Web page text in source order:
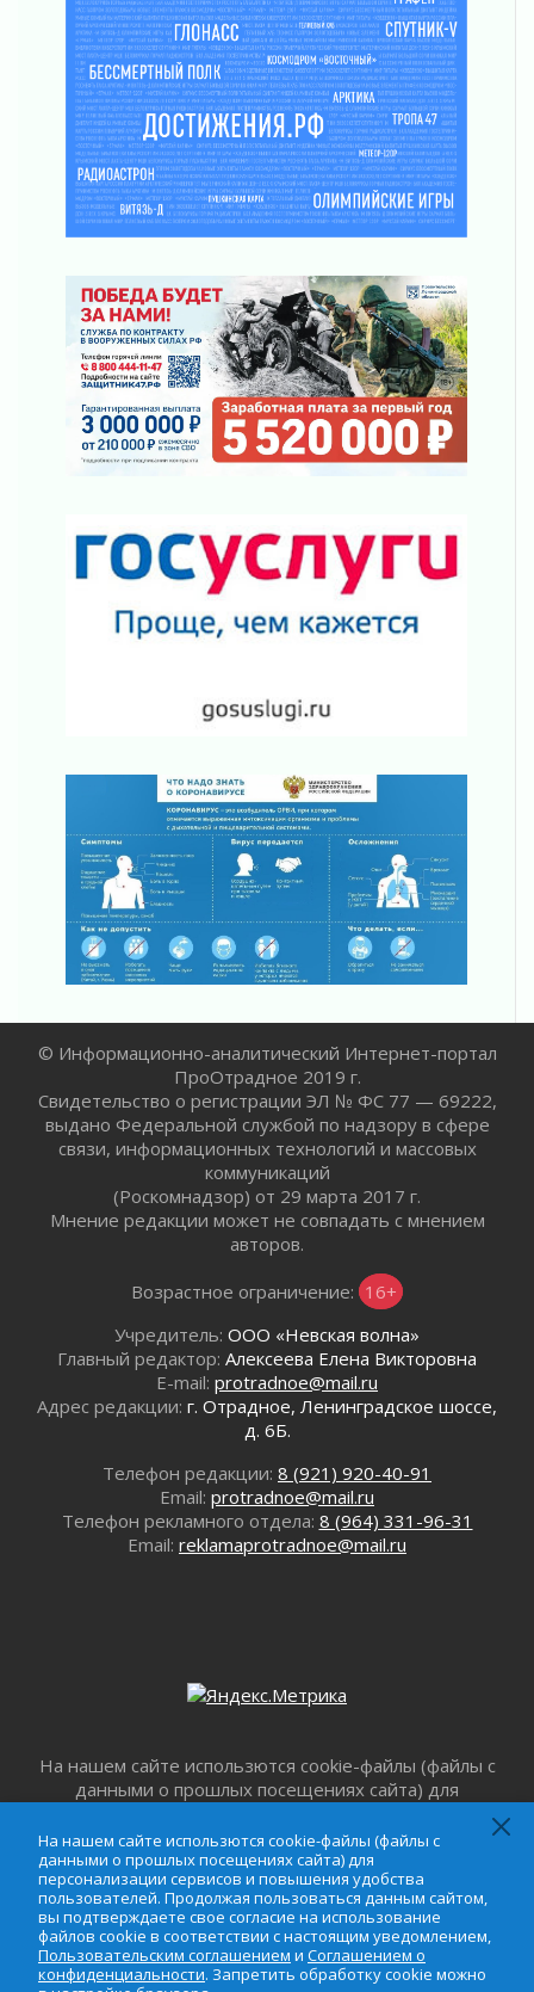
ПСК через Гослуслуги напомнит жителям
Ленинградской области о неоплаченных
счетах
02 августа 2026
Пропавшего подростка нашли в Кировском
районе Ленобласти
02 августа 2026
Жителям Ленобласти напомнили, как
действовать при укусе клеща
В Ивангороде назвали новых почетных
граждан Ленинградской области
02 августа 2026
Готовность №1
02 августа 2026
Километровые столбы «Дороги жизни»
отправили на реставрацию
02 августа 2026
операторов БПЛА
02 августа 2026
В Ивангороде появилась «Избушка-
воробушка»
02 августа 2026
Лето катится с горки
В Ленобласти открылась экспозиция к 150-
летию Билибина
Лето без гаджетов
01 августа 2026
Болезнь девственниц и вампиров
01 августа 2026
Безмолвный крик о помощи
В музей всей семьёй
01 августа 2026
Без заявлений и очередей
01 августа 2026
Не женское это дело...уверены?
Все силы в кулак
01 августа 2026
01 августа 2026
01 августа 2026
Пик топливного кризиса в регионе прошёл
31 июля 2026
О мужестве, долге и стойкости
Ленинградцы — бойцам «Барс-Ленинградец»
31 июля 2026
Маршрутами будущего — к заветной цели
В Шлиссельбурге прошла акция «Белый
кораблик Памяти»
Новые возможности для творчества
31 июля 2026
За сухими цифрами — реальная жизнь
31 июля 2026
От инженера-создателя к волонтёрам
© Информационно-аналитический Интернет-портал
ПроОтрадное 2019 г.
Свидетельство о регистрации ЭЛ № ФС 77 — 69222,
выдано Федеральной службой по надзору в сфере
связи, информационных технологий и массовых
коммуникаций
(Роскомнадзор) от 29 марта 2017 г.
Мнение редакции может не совпадать с мнением
авторов.
Возрастное ограничение: 16+
Учредитель: ООО «Невская волна»
Главный редактор: Алексеева Елена Викторовна
E-mail: protradnoe@mail.ru
Адрес редакции: г. Отрадное, Ленинградское шоссе,
д. 6Б.
Телефон редакции: 8 (921) 920-40-91
Email: protradnoe@mail.ru
Телефон рекламного отдела: 8 (964) 331-96-31
Email: reklamaprotradnoe@mail.ru
На нашем сайте использются cookie-файлы (файлы с
данными о прошлых посещениях сайта) для
пользователей. Продолжая пользоваться данным
сайтом, вы подтверждаете свое согласие на
использование файлов cookie в соответствии с
настоящим уведомлением,Пользовательским
соглашениеми Соглашением о
конфиденциальности. Запретить обработку cookie
можно в настройке браузера.
На нашем сайте использются cookie-файлы (файлы с
данными о прошлых посещениях сайта) для
персонализации сервисов и повышения удобства
пользователей. Продолжая пользоваться данным сайтом,
вы подтверждаете свое согласие на использование
файлов cookie в соответствии с настоящим уведомлением,
Пользовательским соглашением и Соглашением о
конфиденциальности. Запретить обработку cookie можно